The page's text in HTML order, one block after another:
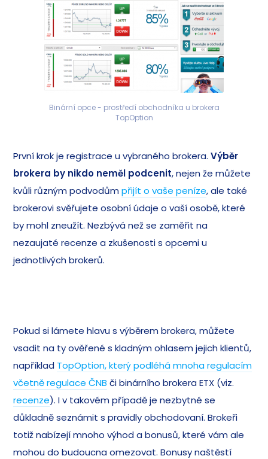
Binární opce - prostředí obchodníka u brokera
TopOption
První krok je registrace u vybraného brokera.Výběr
brokera by nikdo neměl podcenit, nejen že můžete
kvůli různým podvodůmpřijít o vaše peníze, ale také
brokerovi svěřujete osobní údaje o vaší osobě, které
by mohl zneužít. Nezbývá než se zaměřit na
nezaujaté recenze a zkušenosti s opcemi u
jednotlivých brokerů.
Pokud si lámete hlavu s výběrem brokera, můžete
vsadit na ty ověřené s kladným ohlasem jejich klientů,
například TopOption, který podléhá mnoha regulacím
včetně regulace ČNB či binárního brokera ETX (viz.
recenze). I v takovém případě je nezbytné se
důkladně seznámit s pravidly obchodovaní. Brokeři
totiž nabízejí mnoho výhod a bonusů, které vám ale
mohou do budoucna omezovat. Bonusy naštěstí